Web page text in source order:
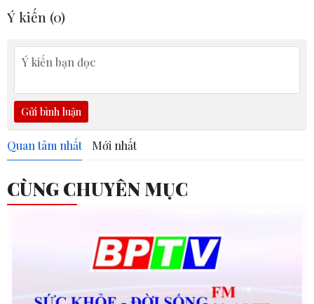
Ý kiến (0)
Gửi bình luận
Quan tâm nhất Mới nhất
CÙNG CHUYÊN MỤC